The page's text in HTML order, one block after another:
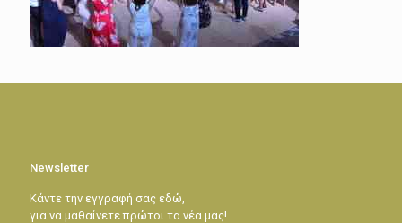
Newsletter
Κάντε την εγγραφή σας εδώ,
για να μαθαίνετε πρώτοι τα νέα μας!